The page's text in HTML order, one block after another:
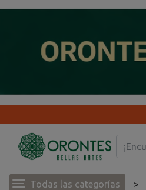
Todas las categorías